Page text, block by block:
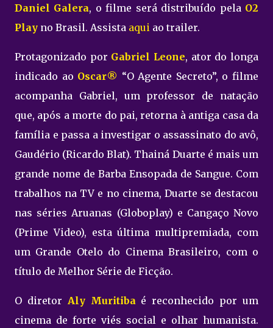
Daniel Galera, o filme será distribuído pela O2
Play no Brasil. Assista aqui ao trailer.
Protagonizado por Gabriel Leone, ator do longa
indicado ao Oscar® “O Agente Secreto”, o filme
acompanha Gabriel, um professor de natação
que, após a morte do pai, retorna à antiga casa da
família e passa a investigar o assassinato do avô,
Gaudério (Ricardo Blat). Thainá Duarte é mais um
grande nome de Barba Ensopada de Sangue. Com
trabalhos na TV e no cinema, Duarte se destacou
nas séries Aruanas (Globoplay) e Cangaço Novo
(Prime Video), esta última multipremiada, com
um Grande Otelo do Cinema Brasileiro, com o
título de Melhor Série de Ficção.
O diretor Aly Muritiba é reconhecido por um
cinema de forte viés social e olhar humanista.